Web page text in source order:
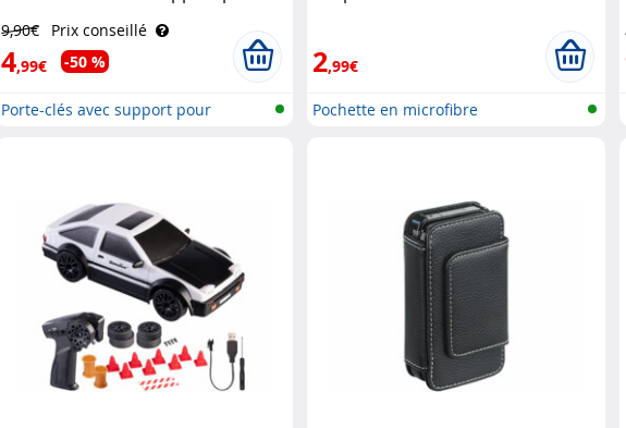
smartphone Pearl
9,90€ Prix conseillé
4,99€ -50 %
Porte-clés avec support pour
2,99€
Pochette en microfibre